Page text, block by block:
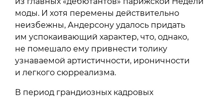
моды. И хотя перемены действительно
неизбежны, Андерсону удалось придать
им успокаивающий характер, что, однако,
не помешало ему привнести толику
узнаваемой артистичности, ироничности
и легкого сюрреализма.
В период грандиозных кадровых